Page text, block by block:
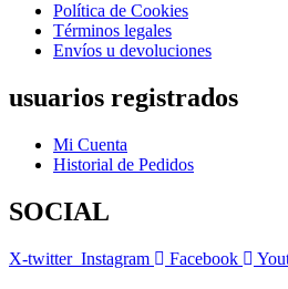
Política de Cookies
Términos legales
Envíos u devoluciones
usuarios registrados
Mi Cuenta
Historial de Pedidos
SOCIAL
X-twitter Instagram Facebook